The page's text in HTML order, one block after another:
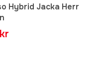
Hybrid Jacka Herr